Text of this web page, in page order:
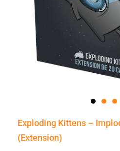
Exploding Kittens –
(Extension)